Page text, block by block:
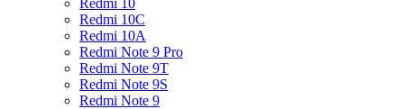
Redmi 10C
Redmi 10A
Redmi Note 9 Pro
Redmi Note 9T
Redmi Note 9S
Redmi Note 9